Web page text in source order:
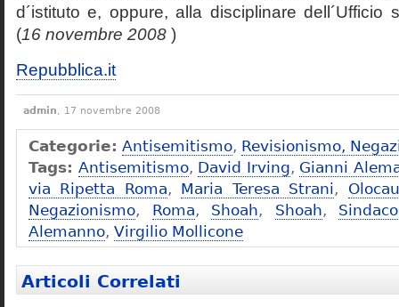
d´istituto e, oppure, alla disciplinare dell´Ufficio
(16 novembre 2008 )
Repubblica.it
admin, 17 novembre 2008
Categorie: Antisemitismo, Revisionismo,
Tags: Antisemitismo, David Irving, Gianni
via Ripetta Roma, Maria Teresa Strani,
Negazionismo, Roma, Shoah, Shoah,
Alemanno, Virgilio Mollicone
Articoli Correlati